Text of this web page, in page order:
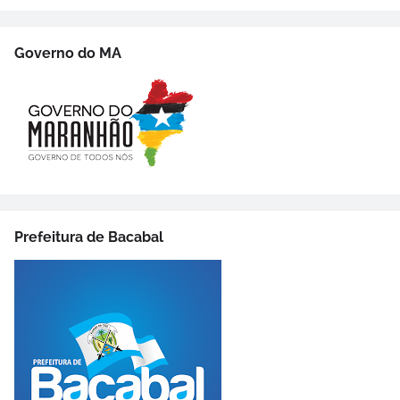
Governo do MA
Prefeitura de Bacabal